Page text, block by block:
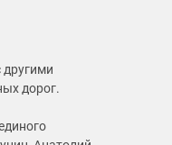
дорог.